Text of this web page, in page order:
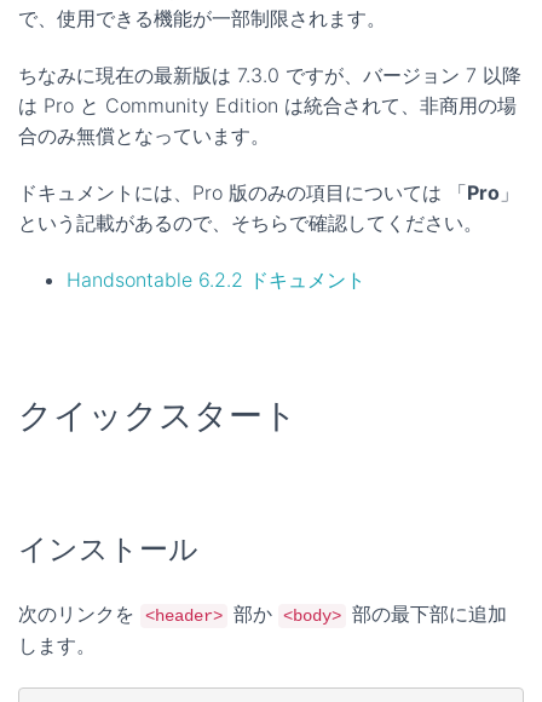
で、使用できる機能が一部制限されます。
ちなみに現在の最新版は 7.3.0 ですが、バージョン 7 以降
は Pro と Community Edition は統合されて、非商用の場
合のみ無償となっています。
ドキュメントには、Pro 版のみの項目については 「Pro 」
という記載があるので、そちらで確認してください。
Handsontable 6.2.2 ドキュメント
クイックスタート
インストール
次のリンクを <header> 部か <body> 部の最下部に追加
します。